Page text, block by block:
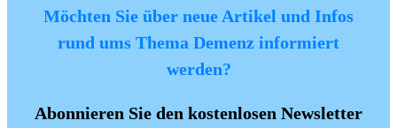
Möchten Sie über neue Artikel und Infos
rund ums Thema Demenz informiert
werden?
Abonnieren Sie den kostenlosen Newsletter